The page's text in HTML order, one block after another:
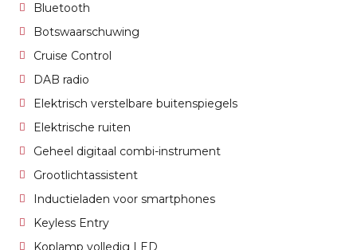
Bluetooth
Botswaarschuwing
Cruise Control
DAB radio
Elektrisch verstelbare buitenspiegels
Elektrische ruiten
Geheel digitaal combi-instrument
Grootlichtassistent
Inductieladen voor smartphones
Keyless Entry
Koplamp volledig LED